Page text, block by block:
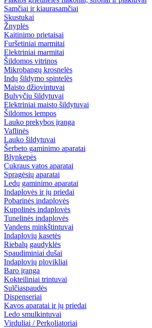
Samčiai ir kiaurasamčiai
Skustukai
Žnyplės
Kaitinimo prietaisai
Furšetiniai marmitai
Elektriniai marmitai
Šildomos vitrinos
Mikrobangų krosnelės
Indų šildymo spintelės
Maisto džiovintuvai
Bulvyčiu šildytuvai
Elektriniai maisto šildytuvai
Šildomos lempos
Lauko prekybos įranga
Vaflinės
Lauko šildytuvai
Šerbeto gaminimo aparatai
Blynkepės
Cukraus vatos aparatai
Spragėsių aparatai
Ledų gaminimo aparatai
Indaplovės ir jų priedai
Pobarinės indaplovės
Kupolinės indaplovės
Tunelinės indaplovės
Vandens minkštintuvai
Indaplovių kasetės
Riebalų gaudyklės
Spaudiminiai dušai
Indaplovių plovikliai
Baro įranga
Kokteiliniai trintuvai
Sulčiaspaudės
Dispenseriai
Kavos aparatai ir jų priedai
Ledo smulkintuvai
Virduliai / Perkoliatoriai